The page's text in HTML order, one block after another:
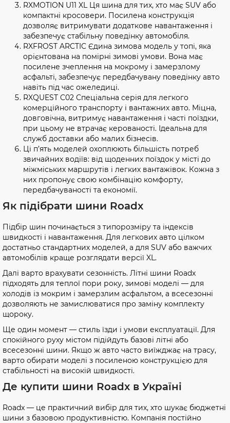
RXMOTION U11 XL Ця шина для тих, хто має SUV або
компактні кросовери. Посилена конструкція
дозволяє витримувати додаткове навантаження і
забезпечує стабільну поведінку автомобіля.
RXFROST ARCTIC Єдина зимова модель у топі, яка
орієнтована на помірні зимові умови. Вона має
посилене зчеплення на мокрому і замерзлому
асфальті, забезпечує передбачувану поведінку авто
навіть під час ожеледиці.
RXQUEST C02 Спеціальна серія для легкого
комерційного транспорту і вантажних авто. Міцна,
довговічна, витримує навантаження і часті поїздки,
при цьому не втрачає керованості. Ідеальна для
служб доставки або малих бізнесів.
Ці п’ять моделей охоплюють більшість потреб
звичайних водіїв: від щоденних поїздок у місті до
міжміських маршрутів і легких вантажівок. Кожна з
них пропонує свою комбінацію комфорту,
передбачуваності та економії.
Як підібрати шини Roadx
Підбір шин починається з типорозміру та індексів
швидкості і навантаження. Для легкових авто цілком
достатньо стандартних моделей, а для SUV або важчих
автомобілів краще розглядати версії XL.
Далі варто врахувати сезонність. Літні шини Roadx
підходять для теплої пори року, зимові моделі — для
холодів із мокрим і замерзлим асфальтом, а всесезонні
дозволяють не замислюватися про заміну комплекту
щороку.
Ще один момент — стиль їзди і умови експлуатації. Для
спокійного руху містом підійдуть базові літні або
всесезонні шини. Якщо ж авто часто виїжджає на трасу,
варто обирати моделі з посиленою конструкцією для
стабільності на високій швидкості.
Де купити шини Roadx в Україні
Roadx — це практичний вибір для тих, хто шукає бюджетні
шини з базовою продуктивністю. Компанія постійно